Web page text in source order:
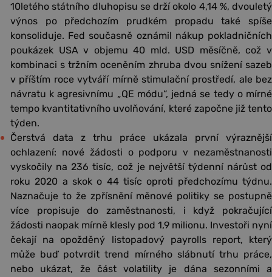
10letého státního dluhopisu se drží okolo 4,14 %, dvouletý
výnos po předchozím prudkém propadu také spíše
konsoliduje. Fed současně oznámil nákup pokladničních
poukázek USA v objemu 40 mld. USD měsíčně, což v
kombinaci s tržním oceněním zhruba dvou snížení sazeb
v příštím roce vytváří mírně stimulační prostředí, ale bez
návratu k agresivnímu „QE módu“, jedná se tedy o mírné
tempo kvantitativního uvolňování, které započne již tento
týden.
Čerstvá data z trhu práce ukázala první výraznější
ochlazení: nové žádosti o podporu v nezaměstnanosti
vyskočily na 236 tisíc, což je největší týdenní nárůst od
roku 2020 a skok o 44 tisíc oproti předchozímu týdnu.
Naznačuje to že zpřísnění měnové politiky se postupně
více propisuje do zaměstnanosti, i když pokračující
žádosti naopak mírně klesly pod 1,9 milionu. Investoři nyní
čekají na opožděný listopadový payrolls report, který
může buď potvrdit trend mírného slábnutí trhu práce,
nebo ukázat, že část volatility je dána sezonními a